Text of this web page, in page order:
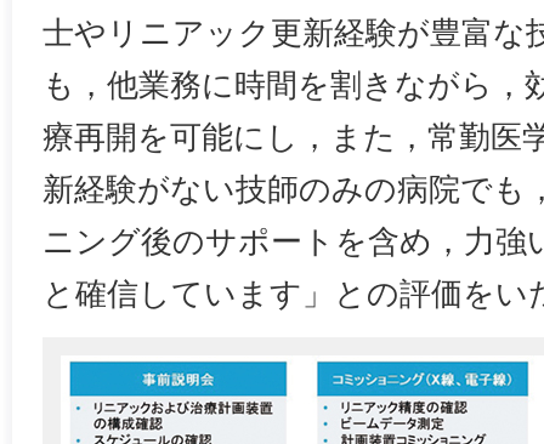
士やリニアック更新経験が豊富な
も，他業務に時間を割きながら，
療再開を可能にし，また，常勤医
新経験がない技師のみの病院でも
ニング後のサポートを含め，力強
と確信しています」との評価をい